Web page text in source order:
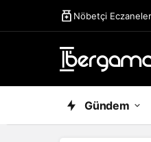
Nöbetçi Eczaneler
Gündem